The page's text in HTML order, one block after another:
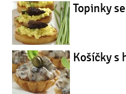
Topinky
Košíčky s